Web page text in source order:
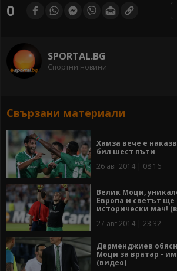
0
SPORTAL.BG
Спортни новини
Свързани материали
Хамза вече е
бил шест пъти
26 авг 2014 | 08:16
Велик Моци,
Европа и светът ще
исторически мач!
27 авг 2014 | 23:32
Дерменджиев
Моци за вратар -
(видео)